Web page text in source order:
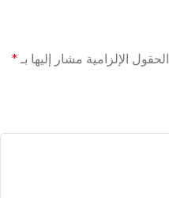
الحقول الإلزامية مشار إليها بـ *